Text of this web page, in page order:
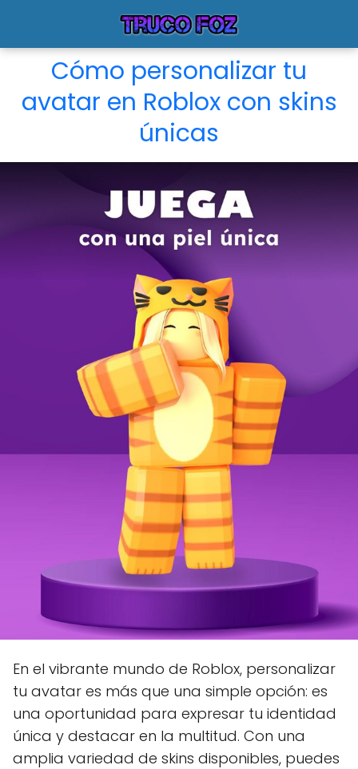
Cómo personalizar tu
avatar en Roblox con skins
únicas
En el vibrante mundo de Roblox, personalizar
tu avatar es más que una simple opción: es
una oportunidad para expresar tu identidad
única y destacar en la multitud. Con una
amplia variedad de skins disponibles, puedes